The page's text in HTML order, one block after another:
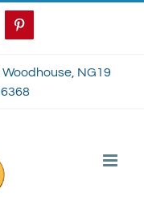
Pinterest
NG19